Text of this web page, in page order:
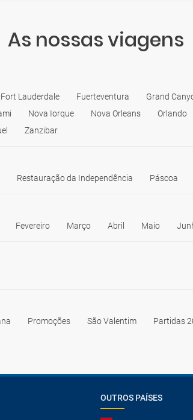
As nossas viagens
Fort Lauderdale Fuerteventura Grand
Nova Iorque Nova Orleans Orlando
Zanzibar
Restauração da Independência Páscoa
Fevereiro Março Abril Maio
Promoções São Valentim Partidas
OUTROS PAÍSES